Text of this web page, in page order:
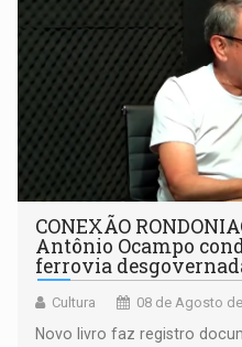
CONEXÃO
Antônio Ocampo
ferrovia
Cultura 08 de Agosto
Novo livro faz registro